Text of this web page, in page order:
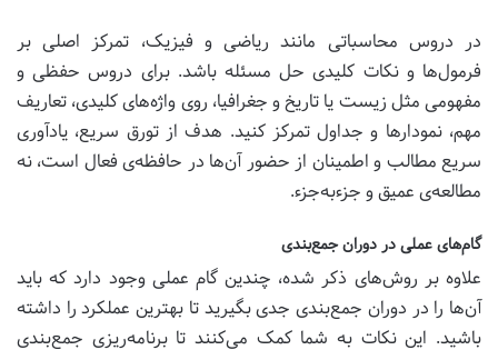
در دروس محاسباتی مانند ریاضی و فیزیک، تمرکز اصلی بر
فرمول‌ها و نکات کلیدی حل مسئله باشد. برای دروس حفظی و
مفهومی مثل زیست یا تاریخ و جغرافیا، روی واژه‌های کلیدی، تعاریف
مهم، نمودارها و جداول تمرکز کنید. هدف از تورق سریع، یادآوری
سریع مطالب و اطمینان از حضور آن‌ها در حافظه‌ی فعال است، نه
مطالعه‌ی عمیق و جزءبه‌جزء.
گام‌های عملی در دوران جمع‌بندی
علاوه بر روش‌های ذکر شده، چندین گام عملی وجود دارد که باید
آن‌ها را در دوران جمع‌بندی جدی بگیرید تا بهترین عملکرد را داشته
باشید. این نکات به شما کمک می‌کنند تا برنامه‌ریزی جمع‌بندی